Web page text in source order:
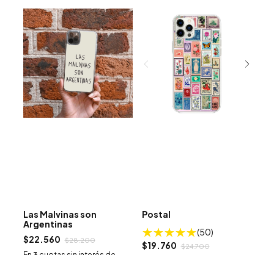
Las Malvinas son
Argentinas
$22.560 $28.200
Postal
(50)
$19.760 $24.700